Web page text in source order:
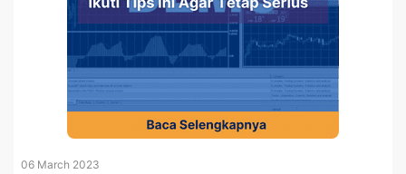
06 March 2023